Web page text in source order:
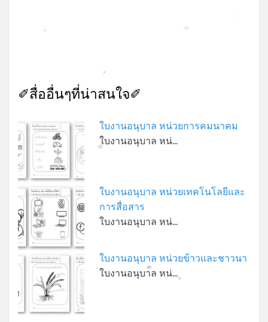
✐สื่ออื่นๆที่น่าสนใจ✐
ใบงานอนุบาล หน่วยการคมนาคม
ใบงานอนุบาล หน่…
ใบงานอนุบาล หน่วยเทคโนโลยีและ
การสื่อสาร
ใบงานอนุบาล หน่…
ใบงานอนุบาล หน่วยข้าวและชาวนา
ใบงานอนุบาล หน่…
*
*